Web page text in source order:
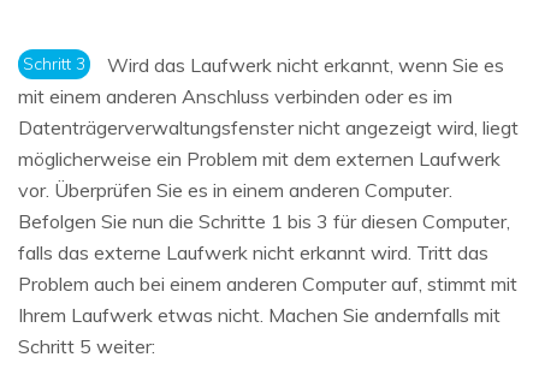
Schritt 3
Wird das Laufwerk nicht erkannt, wenn Sie es
mit einem anderen Anschluss verbinden oder es im
Datenträgerverwaltungsfenster nicht angezeigt wird, liegt
möglicherweise ein Problem mit dem externen Laufwerk
vor. Überprüfen Sie es in einem anderen Computer.
Befolgen Sie nun die Schritte 1 bis 3 für diesen Computer,
falls das externe Laufwerk nicht erkannt wird. Tritt das
Problem auch bei einem anderen Computer auf, stimmt mit
Ihrem Laufwerk etwas nicht. Machen Sie andernfalls mit
Schritt 5 weiter: